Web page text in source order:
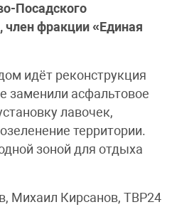
Посадского
член фракции «Единая
идёт реконструкция
заменили асфальтовое
лавочек,
территории.
зоной для отдыха
Михаил Кирсанов, ТВР24